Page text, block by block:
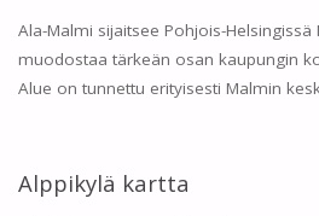
Ala-Malmi sijaitsee Pohjois-
muodostaa tärkeän osan kaupungin
Alue on tunnettu erityisesti Malmin
Alppikylä kartta